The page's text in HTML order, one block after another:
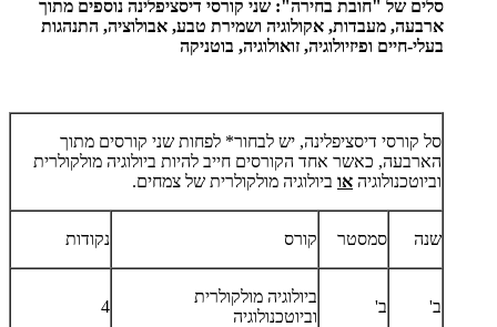
סלים של "חובת בחירה": שני קורסי דיסציפלינה נוספים מתוך
ארבעה, מעבדות, אקולוגיה ושמירת טבע, אבולוציה, התנהגות
בעלי-חיים ופיזיולוגיה, זואולוגיה, בוטניקה
סל קורסי דיסציפלינה, יש לבחור* לפחות שני קורסים מתוך
הארבעה, כאשר אחד הקורסים חייב להיות ביולוגיה מולקולרית
וביוטכנולוגיה או ביולוגיה מולקולרית של צמחים.
שנה סמסטר קורס נקודות
ב' ב'
ביולוגיה מולקולרית
וביוטכנולוגיה
4